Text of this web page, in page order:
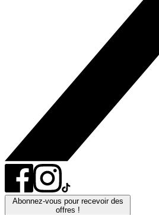
Abonnez-vous pour recevoir des
offres !